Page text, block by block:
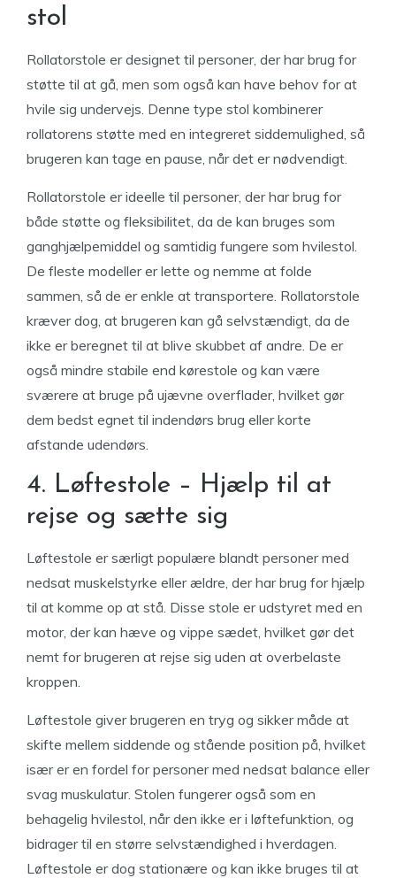
stol
Rollatorstole er designet til personer, der har brug for
støtte til at gå, men som også kan have behov for at
hvile sig undervejs. Denne type stol kombinerer
rollatorens støtte med en integreret siddemulighed, så
brugeren kan tage en pause, når det er nødvendigt.
Rollatorstole er ideelle til personer, der har brug for
både støtte og fleksibilitet, da de kan bruges som
ganghjælpemiddel og samtidig fungere som hvilestol.
De fleste modeller er lette og nemme at folde
sammen, så de er enkle at transportere. Rollatorstole
kræver dog, at brugeren kan gå selvstændigt, da de
ikke er beregnet til at blive skubbet af andre. De er
også mindre stabile end kørestole og kan være
sværere at bruge på ujævne overflader, hvilket gør
dem bedst egnet til indendørs brug eller korte
afstande udendørs.
4. Løftestole – Hjælp til at
rejse og sætte sig
Løftestole er særligt populære blandt personer med
nedsat muskelstyrke eller ældre, der har brug for hjælp
til at komme op at stå. Disse stole er udstyret med en
motor, der kan hæve og vippe sædet, hvilket gør det
nemt for brugeren at rejse sig uden at overbelaste
kroppen.
Løftestole giver brugeren en tryg og sikker måde at
skifte mellem siddende og stående position på, hvilket
især er en fordel for personer med nedsat balance eller
svag muskulatur. Stolen fungerer også som en
behagelig hvilestol, når den ikke er i løftefunktion, og
bidrager til en større selvstændighed i hverdagen.
Løftestole er dog stationære og kan ikke bruges til at